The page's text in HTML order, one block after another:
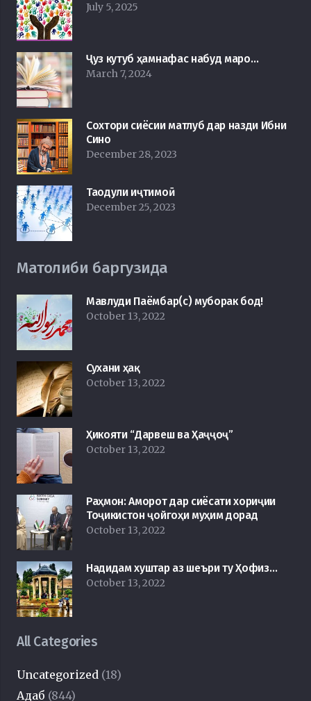
July 5, 2025
Ҷуз кутуб ҳамнафас набуд маро…
March 7, 2024
Сохтори сиёсии матлуб дар назди Ибни
Сино
December 28, 2023
Таодули иҷтимоӣ
December 25, 2023
Матолиби баргузида
Мавлуди Паёмбар(с) муборак бод!
October 13, 2022
Сухани ҳақ
October 13, 2022
Ҳикояти “Дарвеш ва Ҳаҷҷоҷ”
October 13, 2022
Раҳмон: Аморот дар сиёсати хориҷии
Тоҷикистон ҷойгоҳи муҳим дорад
October 13, 2022
Надидам хуштар аз шеъри ту Ҳофиз…
October 13, 2022
All Categories
Uncategorized (18)
Адаб (844)